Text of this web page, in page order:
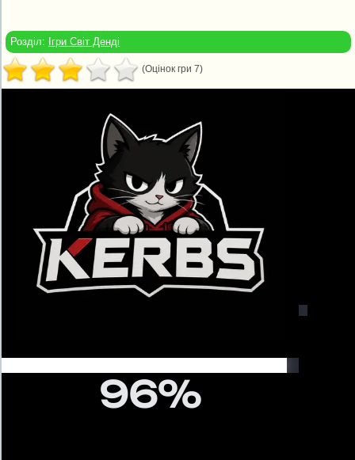
Розділ: Ігри Світ Денді
(Оцінок гри 7)